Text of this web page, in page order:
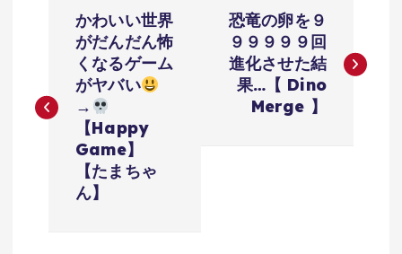
ナ
かわいい世界
がだんだん怖
くなるゲーム
がヤバい
→
【Happy
Game】
【たまちゃ
ん】
恐竜の卵を９
９９９９９回
進化させた結
果…【 Dino
Merge 】